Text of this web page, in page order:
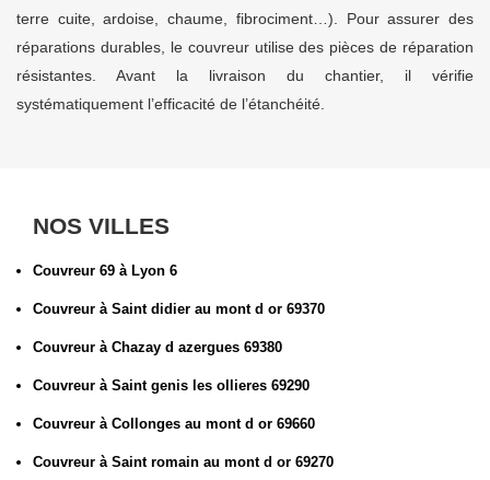
terre cuite, ardoise, chaume, fibrociment…). Pour assurer des
réparations durables, le couvreur utilise des pièces de réparation
résistantes. Avant la livraison du chantier, il vérifie
systématiquement l’efficacité de l’étanchéité.
NOS VILLES
Couvreur 69 à Lyon 6
Couvreur à Saint didier au mont d or 69370
Couvreur à Chazay d azergues 69380
Couvreur à Saint genis les ollieres 69290
Couvreur à Collonges au mont d or 69660
Couvreur à Saint romain au mont d or 69270